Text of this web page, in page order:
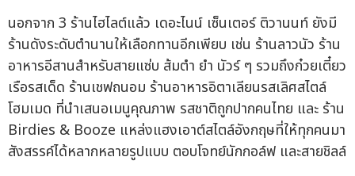
นอกจาก 3 ร้านไฮไลต์แล้ว เดอะไนน์ เซ็นเตอร์ ติวานนท์ ยังมี
ร้านดังระดับตำนานให้เลือกทานอีกเพียบ เช่น ร้านลาวนัว ร้าน
อาหารอีสานสำหรับสายแซ่บ ส้มตำ ยำ นัวร์ ๆ รวมถึงก๋วยเตี๋ยว
เรือรสเด็ด ร้านเชฟถนอม ร้านอาหารอิตาเลียนรสเลิศสไตล์
โฮมเมด ที่นำเสนอเมนูคุณภาพ รสชาติถูกปากคนไทย และ ร้าน
Birdies & Booze แหล่งแฮงเอาต์สไตล์อังกฤษที่ให้ทุกคนมา
สังสรรค์ได้หลากหลายรูปแบบ ตอบโจทย์นักกอล์ฟ และสายชิลล์